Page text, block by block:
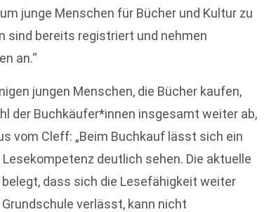
junge Menschen für Bücher und Kultur zu
sind bereits registriert und nehmen
an.“
jungen Menschen, die Bücher kaufen,
der Buchkäufer*innen insgesamt weiter ab,
vom Cleff: „Beim Buchkauf lässt sich ein
deutlich sehen. Die aktuelle
dass sich die Lesefähigkeit weiter
verlässt, kann nicht